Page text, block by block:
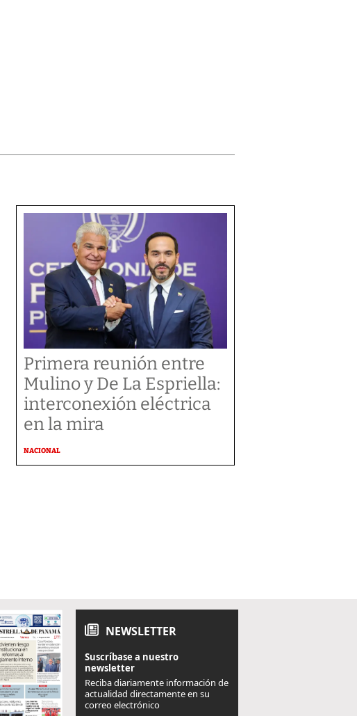
Primera reunión entre
Mulino y De La Espriella:
interconexión eléctrica
en la mira
NACIONAL
NEWSLETTER
Suscríbase a nuestro
newsletter
Reciba diariamente información de
actualidad directamente en su
correo electrónico